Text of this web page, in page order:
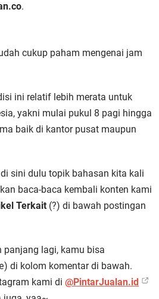
.
cukup paham mengenai jam
ini relatif lebih merata untuk
yakni mulai pukul 8 pagi hingga
baik di kantor pusat maupun
sini dulu topik bahasan kita kali
baca-baca kembali konten kami
Terkait (?) di bawah postingan
panjang lagi, kamu bisa
di kolom komentar di bawah.
kami di @PintarJualan.id